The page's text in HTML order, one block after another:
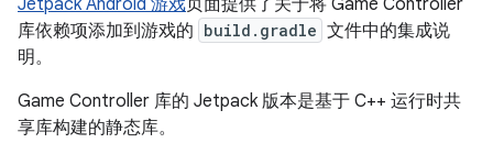
Jetpack Android 游戏页面提供了关于将 Game Controller
库依赖项添加到游戏的 build.gradle 文件中的集成说
明。
Game Controller 库的 Jetpack 版本是基于 C++ 运行时共
享库构建的静态库。